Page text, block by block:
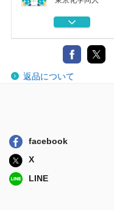
ＰＥＰＡＲＳ Ｎ
全日本病院出版会
ガウス過程と機械
学習
返品について
facebook
X
LINE